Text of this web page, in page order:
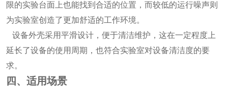
限的实验台面上也能找到合适的位置，而较低的运行噪声则
为实验室创造了更加舒适的工作环境。
设备外壳采用平滑设计，便于清洁维护，这在一定程度上
延长了设备的使用周期，也符合实验室对设备清洁度的要
求。
四、适用场景